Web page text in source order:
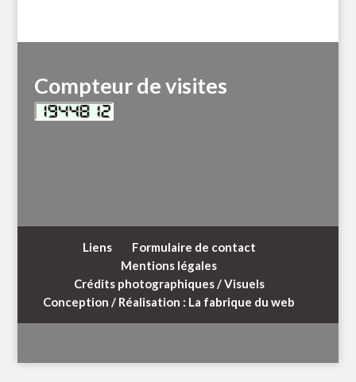
Compteur de visites
Liens
Formulaire de contact
Mentions légales
Crédits photographiques / Visuels
Conception / Réalisation : La fabrique du web